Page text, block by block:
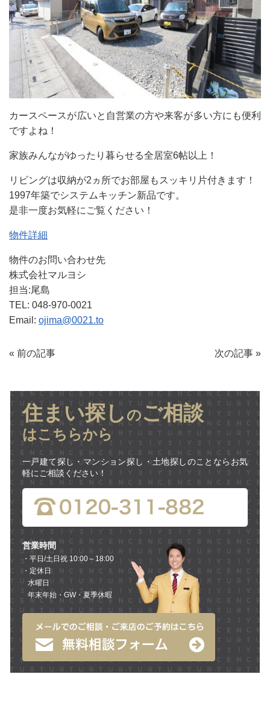
カースペースが広いと自営業の方や来客が多い方にも便利
ですよね！
家族みんながゆったり暮らせる全居室6帖以上！
リビングは収納が2ヵ所でお部屋もスッキリ片付きます！
1997年築でシステムキッチン新品です。
是非一度お気軽にご覧ください！
物件詳細
物件のお問い合わせ先
株式会社マルヨシ
担当:尾島
TEL: 048-970-0021
Email: ojima@0021.to
« 前の記事 次の記事 »
住まい探し のご相談
はこちらから
一戸建て探し・マンション探し・土地探しのことならお気
軽にご相談ください！
営業時間
・平日/土日祝 10:00～18:00
・定休日
水曜日
年末年始・GW・夏季休暇